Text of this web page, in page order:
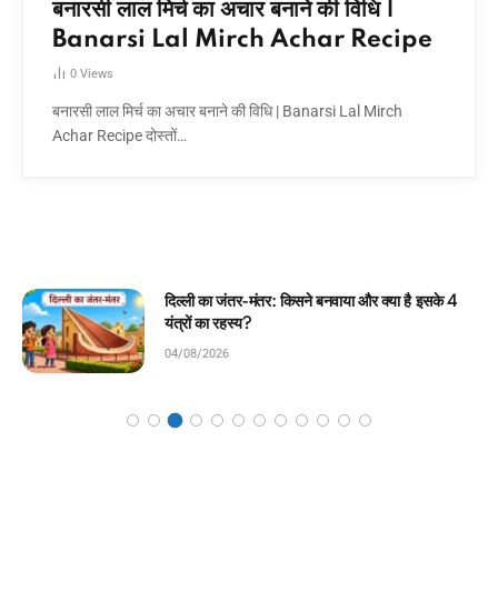
बनारसी लाल मिर्च का अचार बनाने की विधि |
Banarsi Lal Mirch Achar Recipe
0 Views
बनारसी लाल मिर्च का अचार बनाने की विधि | Banarsi Lal Mirch
Achar Recipe दोस्तों…
है इसके 4
घमंडी मोर और समझदार चिड़िया: बच्चों के